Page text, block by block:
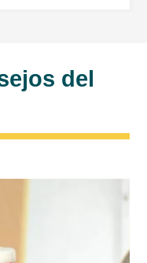
del